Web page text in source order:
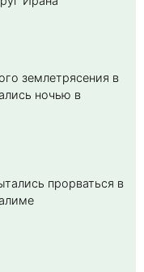
землетрясения в
ночью в
прорваться в